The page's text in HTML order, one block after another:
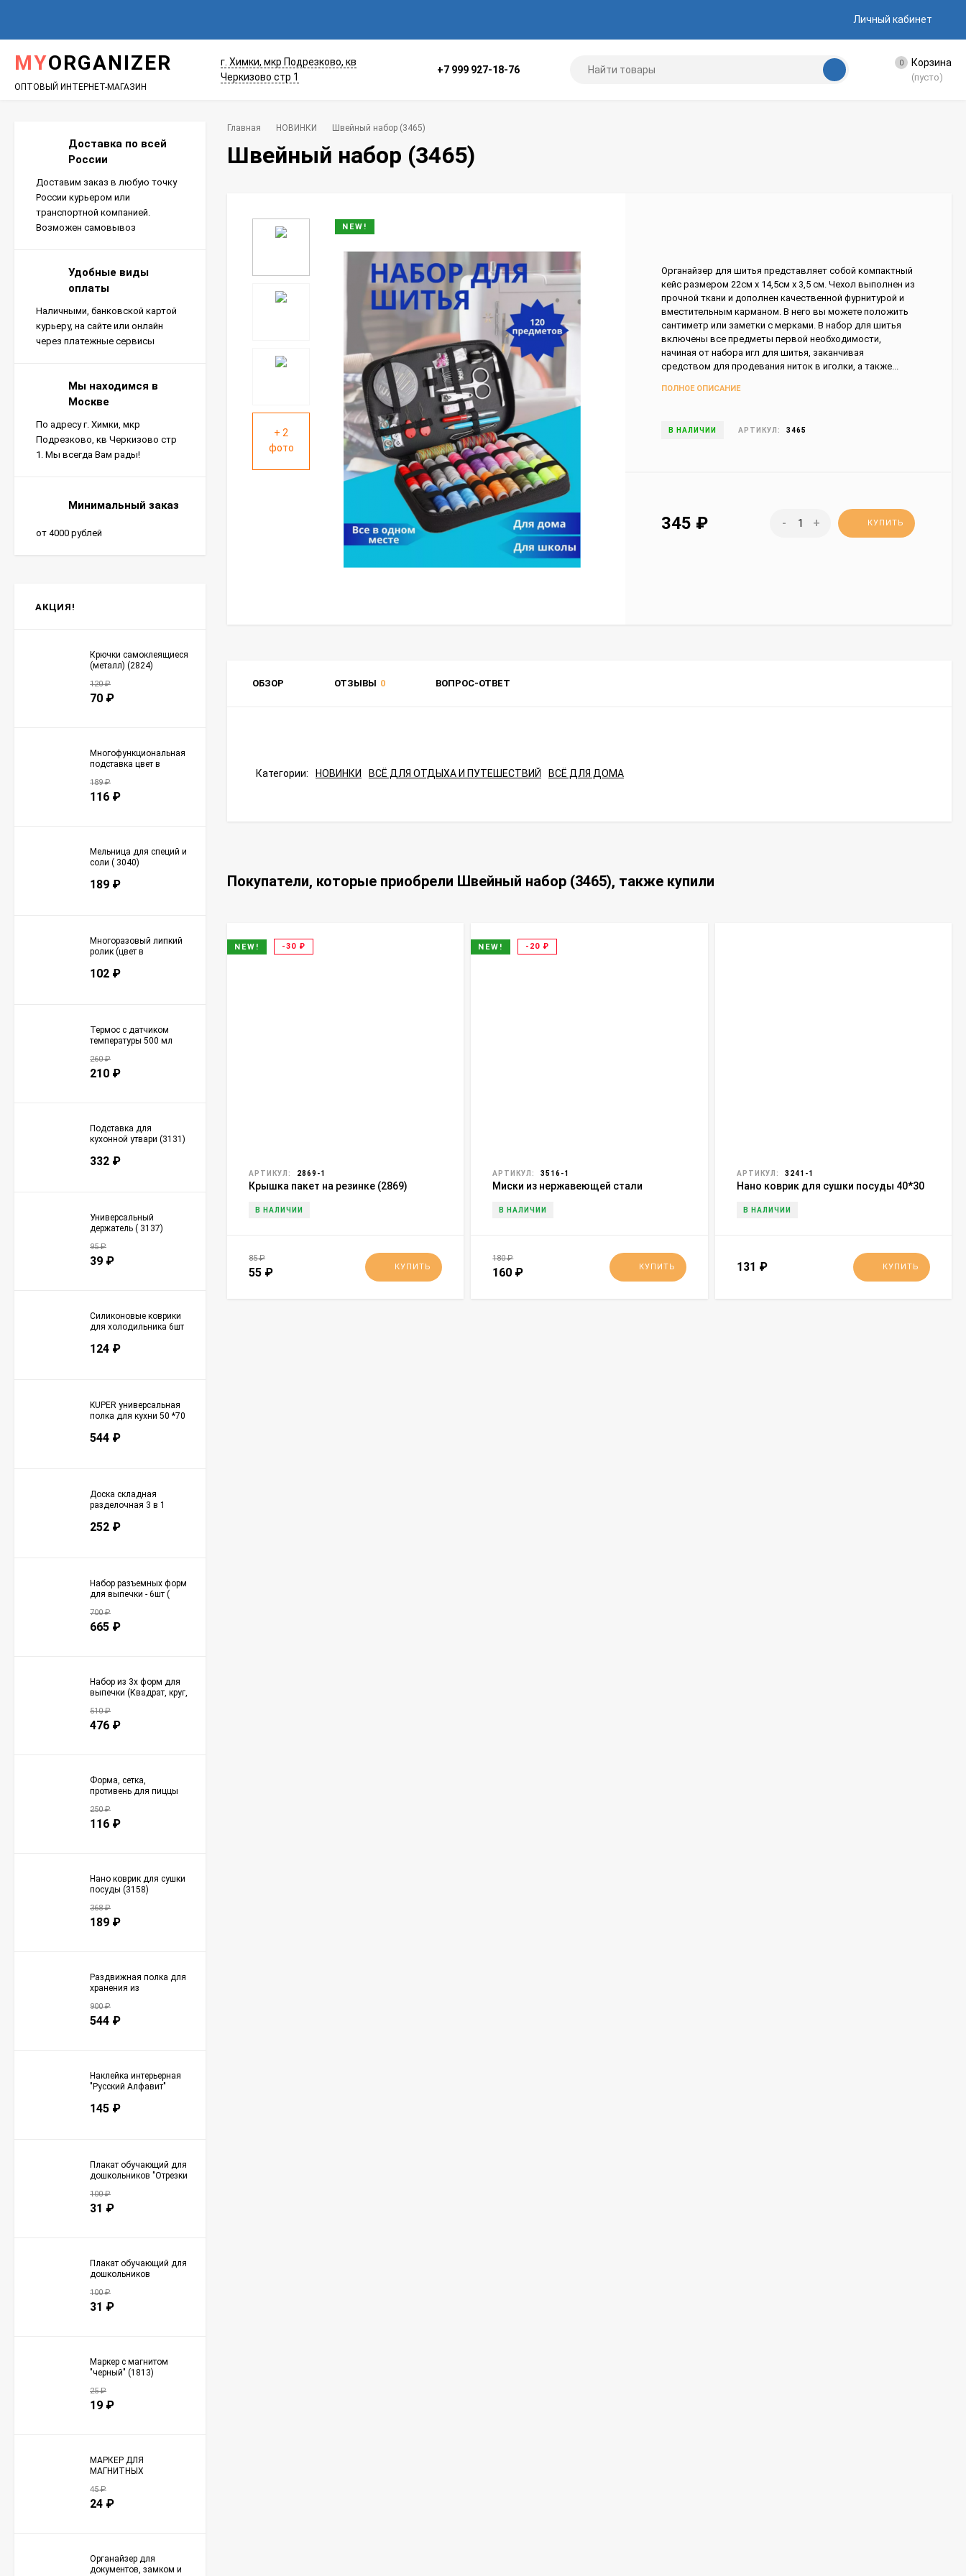
Личный кабинет
MYORGANIZER
ОПТОВЫЙ ИНТЕРНЕТ-МАГАЗИН
г. Химки, мкр Подрезково, кв
Черкизово стр 1
+7 999 927-18-76
0 Корзина
(пусто)
Главная НОВИНКИ Швейный набор (3465)
Швейный набор (3465)
+ 2
фото
NEW!
Органайзер для шитья представляет собой компактный
кейс размером 22см х 14,5см х 3,5 см. Чехол выполнен из
прочной ткани и дополнен качественной фурнитурой и
вместительным карманом. В него вы можете положить
сантиметр или заметки с мерками. В набор для шитья
включены все предметы первой необходимости,
начиная от набора игл для шитья, заканчивая
средством для продевания ниток в иголки, а также...
ПОЛНОЕ ОПИСАНИЕ
В НАЛИЧИИ АРТИКУЛ: 3465
345 ₽ - + КУПИТЬ
ОБЗОР ОТЗЫВЫ 0 ВОПРОС-ОТВЕТ
Категории: НОВИНКИ ВСЁ ДЛЯ ОТДЫХА И ПУТЕШЕСТВИЙ ВСЁ ДЛЯ ДОМА
Покупатели, которые приобрели Швейный набор (3465), также купили
NEW! -30 ₽
АРТИКУЛ: 2869-1
Крышка пакет на резинке (2869)
В НАЛИЧИИ
85₽
55 ₽ КУПИТЬ
NEW! -20 ₽
АРТИКУЛ: 3516-1
Миски из нержавеющей стали
В НАЛИЧИИ
180₽
160 ₽ КУПИТЬ
АРТИКУЛ: 3241-1
Нано коврик для сушки посуды 40*30
В НАЛИЧИИ
131 ₽ КУПИТЬ
Доставка по всей
России
Доставим заказ в любую точку
России курьером или
транспортной компанией.
Возможен самовывоз
Удобные виды
оплаты
Наличными, банковской картой
курьеру, на сайте или онлайн
через платежные сервисы
Мы находимся в
Москве
По адресу г. Химки, мкр
Подрезково, кв Черкизово стр
1. Мы всегда Вам рады!
Минимальный заказ
от 4000 рублей
АКЦИЯ!
Крючки самоклеящиеся
(металл) (2824)
120₽
70 ₽
Многофункциональная
подставка цвет в
189₽
116 ₽
Мельница для специй и
соли ( 3040)
189 ₽
Многоразовый липкий
ролик (цвет в
102 ₽
Термос с датчиком
температуры 500 мл
260₽
210 ₽
Подставка для
кухонной утвари (3131)
332 ₽
Универсальный
держатель ( 3137)
95₽
39 ₽
Силиконовые коврики
для холодильника 6шт
124 ₽
KUPER универсальная
полка для кухни 50 *70
544 ₽
Доска складная
разделочная 3 в 1
252 ₽
Набор разъемных форм
для выпечки - 6шт (
700₽
665 ₽
Набор из 3х форм для
выпечки (Квадрат, круг,
510₽
476 ₽
Форма, сетка,
противень для пиццы
250₽
116 ₽
Нано коврик для сушки
посуды (3158)
368₽
189 ₽
Раздвижная полка для
хранения из
Белая (3161)
900₽
544 ₽
Наклейка интерьерная
"Русский Алфавит"
145 ₽
Плакат обучающий для
дошкольников "Отрезки
100₽
31 ₽
Плакат обучающий для
дошкольников
(2709)
100₽
31 ₽
Маркер с магнитом
"черный" (1813)
25₽
19 ₽
МАРКЕР ДЛЯ
МАГНИТНЫХ
МАГНИТОМ (1453)
45₽
24 ₽
Органайзер для
документов, замком и